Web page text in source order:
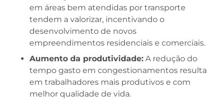
em áreas bem atendidas por transporte
tendem a valorizar, incentivando o
desenvolvimento de novos
empreendimentos residenciais e comerciais.
Aumento da produtividade: A redução do
tempo gasto em congestionamentos resulta
em trabalhadores mais produtivos e com
melhor qualidade de vida.